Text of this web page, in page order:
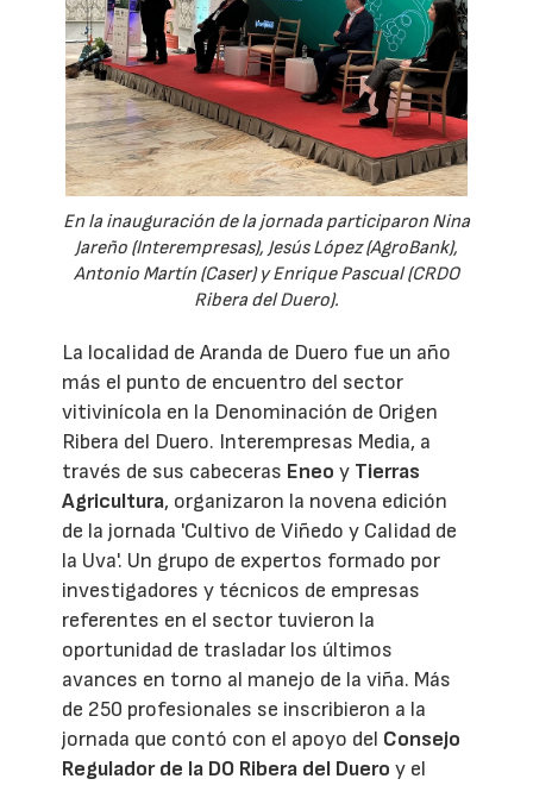
En la inauguración de la jornada participaron Nina
Jareño (Interempresas), Jesús López (AgroBank),
Antonio Martín (Caser) y Enrique Pascual (CRDO
Ribera del Duero).
La localidad de Aranda de Duero fue un año
más el punto de encuentro del sector
vitivinícola en la Denominación de Origen
Ribera del Duero. Interempresas Media, a
través de sus cabeceras Eneo y Tierras
Agricultura, organizaron la novena edición
de la jornada 'Cultivo de Viñedo y Calidad de
la Uva'. Un grupo de expertos formado por
investigadores y técnicos de empresas
referentes en el sector tuvieron la
oportunidad de trasladar los últimos
avances en torno al manejo de la viña. Más
de 250 profesionales se inscribieron a la
jornada que contó con el apoyo del Consejo
Regulador de la DO Ribera del Duero y el